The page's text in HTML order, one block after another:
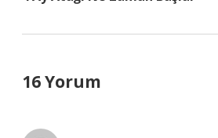
16 Yorum